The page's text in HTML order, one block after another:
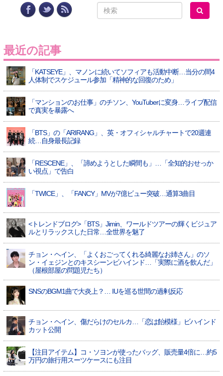
最近の記事
「KATSEYE」、マノンに続いてソフィアも活動中断…当分の間4
人体制でスケジュール参加「精神的な回復のため」
「マンションのお仕事」のチソン、YouTuberに変身…ライブ配信
で真実を暴露へ
「BTS」の「ARIRANG」、英・オフィシャルチャートで20週連
続…自身最長記録
「RESCENE」、「諦めようとした瞬間も」…「全知的おせっか
い視点」で告白
「TWICE」、「FANCY」MVが7億ビュー突破…通算3曲目
<トレンドブログ>「BTS」Jimin、ワールドツアーの輝くビジュア
ルとリラックスした日常…全世界を魅了
チョン・ヘイン、「よくおごってくれる綺麗なお姉さん」のソ
ン・イェジンとのキスシーンビハインド…「実際に酒を飲んだ」
（屋根部屋の問題児たち）
SNSのBGM1曲で大炎上？… IUを巡る世間の過剰反応
チョン・ヘイン、傷だらけのセルカ…「恋は飴模様」ビハインド
カット公開
【注目アイテム】コ・ソヨンが使ったバッグ、販売量4倍に…約5
万円の旅行用スーツケースにも注目